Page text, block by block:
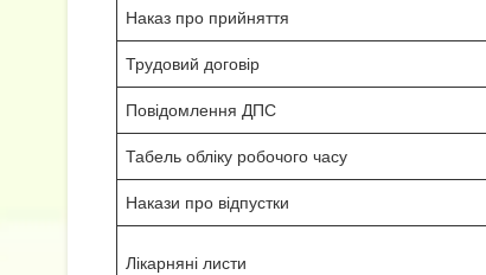
Наказ про прийняття
Трудовий договір
Повідомлення ДПС
Табель обліку робочого часу
Накази про відпустки
Лікарняні листи